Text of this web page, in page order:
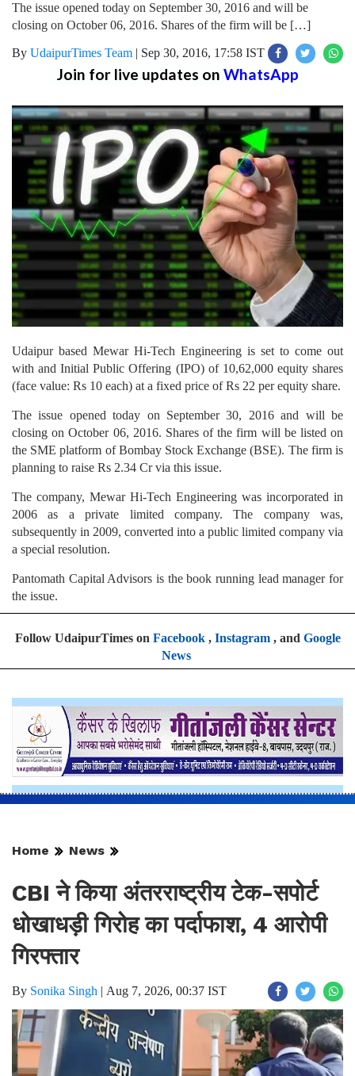
The issue opened today on September 30, 2016 and will be
closing on October 06, 2016. Shares of the firm will be […]
By UdaipurTimes Team | Sep 30, 2016, 17:58 IST
Join for live updates on WhatsApp
Udaipur based Mewar Hi-Tech Engineering is set to come out
with and Initial Public Offering (IPO) of 10,62,000 equity shares
(face value: Rs 10 each) at a fixed price of Rs 22 per equity share.
The issue opened today on September 30, 2016 and will be
closing on October 06, 2016. Shares of the firm will be listed on
the SME platform of Bombay Stock Exchange (BSE). The firm is
planning to raise Rs 2.34 Cr via this issue.
The company, Mewar Hi-Tech Engineering was incorporated in
2006 as a private limited company. The company was,
subsequently in 2009, converted into a public limited company via
a special resolution.
Pantomath Capital Advisors is the book running lead manager for
the issue.
Follow UdaipurTimes on Facebook, Instagram, and Google
News
Home News
CBI ने किया अंतरराष्ट्रीय टेक-सपोर्ट
धोखाधड़ी गिरोह का पर्दाफाश, 4 आरोपी
गिरफ्तार
By Sonika Singh | Aug 7, 2026, 00:37 IST